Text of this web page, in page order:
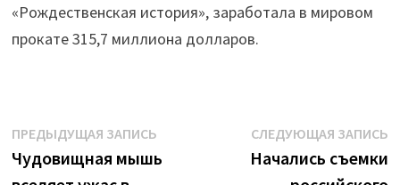
«Рождественская история», заработала в мировом
прокате 315,7 миллиона долларов.
Навигация
по
ПРЕДЫДУЩАЯ ЗАПИСЬПредыдущая
запись:
Чудовищная мышь
СЛЕДУЮЩАЯ ЗАПИСЬ
Начались съемки